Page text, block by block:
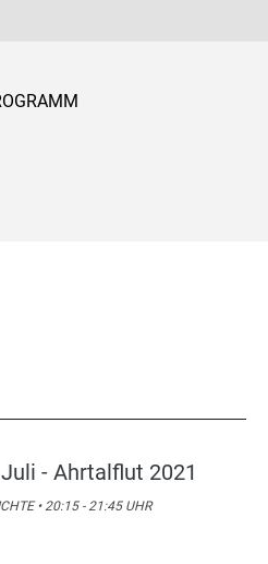
- Ahrtalflut 2021
• 20:15 - 21:45 UHR